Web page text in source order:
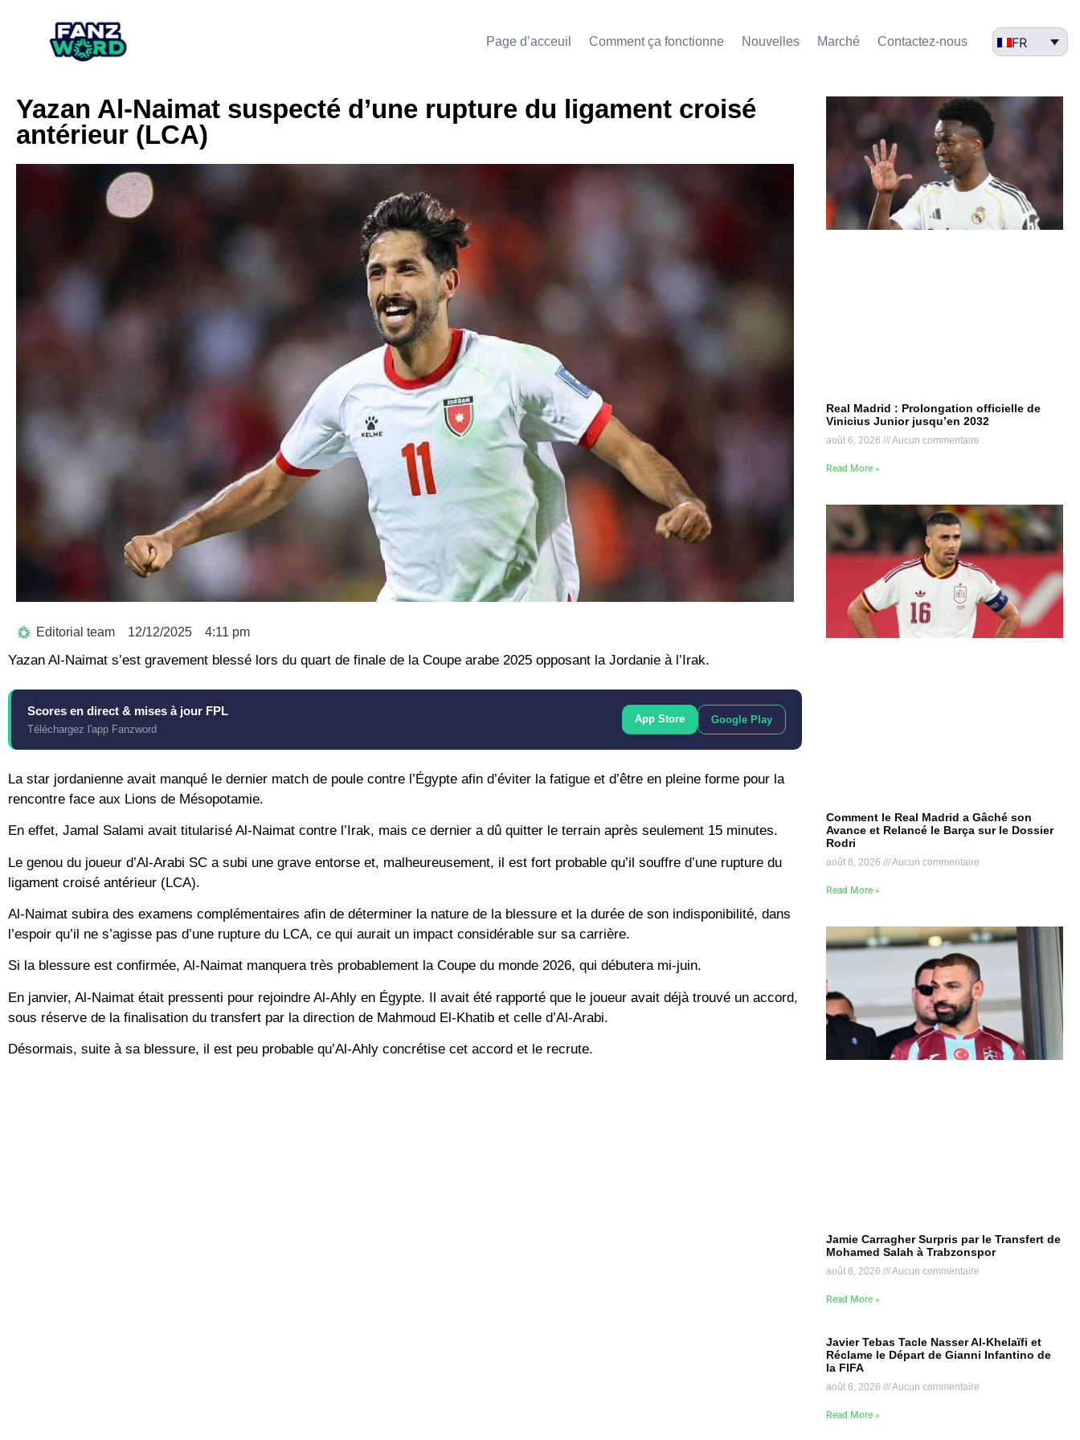
Page d’acceuil Comment ça fonctionne Nouvelles Marché​ Contactez-nous FR
Yazan Al-Naimat suspecté d’une rupture du ligament croisé
antérieur (LCA)
Editorial team 12/12/2025 4:11 pm
Yazan Al-Naimat s’est gravement blessé lors du quart de finale de la Coupe arabe 2025 opposant la Jordanie à l’Irak.
Scores en direct & mises à jour FPL
Téléchargez l'app Fanzword
App Store Google Play
La star jordanienne avait manqué le dernier match de poule contre l’Égypte afin d’éviter la fatigue et d’être en pleine forme pour la
rencontre face aux Lions de Mésopotamie.
En effet, Jamal Salami avait titularisé Al-Naimat contre l’Irak, mais ce dernier a dû quitter le terrain après seulement 15 minutes.
Le genou du joueur d’Al-Arabi SC a subi une grave entorse et, malheureusement, il est fort probable qu’il souffre d’une rupture du
ligament croisé antérieur (LCA).
Al-Naimat subira des examens complémentaires afin de déterminer la nature de la blessure et la durée de son indisponibilité, dans
l’espoir qu’il ne s’agisse pas d’une rupture du LCA, ce qui aurait un impact considérable sur sa carrière.
Si la blessure est confirmée, Al-Naimat manquera très probablement la Coupe du monde 2026, qui débutera mi-juin.
En janvier, Al-Naimat était pressenti pour rejoindre Al-Ahly en Égypte. Il avait été rapporté que le joueur avait déjà trouvé un accord,
sous réserve de la finalisation du transfert par la direction de Mahmoud El-Khatib et celle d’Al-Arabi.
Désormais, suite à sa blessure, il est peu probable qu’Al-Ahly concrétise cet accord et le recrute.
Real Madrid : Prolongation officielle de
Vinicius Junior jusqu’en 2032
août 6, 2026 Aucun commentaire
Read More »
Comment le Real Madrid a Gâché son
Avance et Relancé le Barça sur le Dossier
Rodri
août 6, 2026 Aucun commentaire
Read More »
Jamie Carragher Surpris par le Transfert de
Mohamed Salah à Trabzonspor
août 6, 2026 Aucun commentaire
Read More »
Javier Tebas Tacle Nasser Al-Khelaïfi et
Réclame le Départ de Gianni Infantino de
la FIFA
août 6, 2026 Aucun commentaire
Read More »